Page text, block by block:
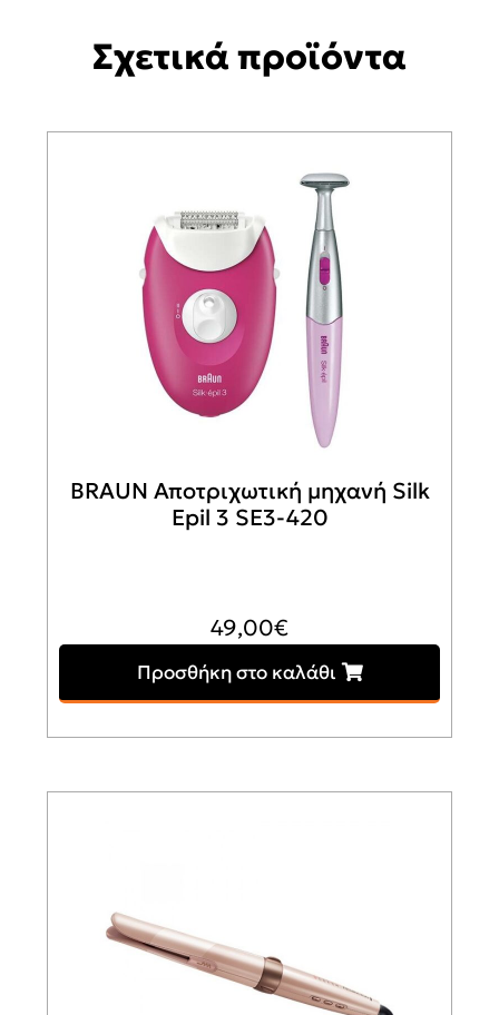
Σχετικά προϊόντα
BRAUN Αποτριχωτική μηχανή Silk
Epil 3 SE3-420
49,00€
Προσθήκη στο καλάθι